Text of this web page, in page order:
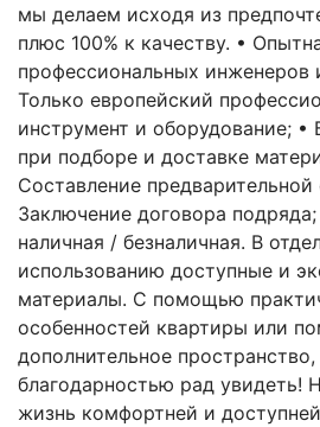
мы делаем исходя из
плюс 100% к качеству. •
профессиональных инженеров
Только европейский
инструмент и оборудование; •
при подборе и доставке
Составление
Заключение договора
наличная / безналичная. В
использованию доступные и
материалы. С помощью
особенностей квартиры или
дополнительное
благодарностью рад увидеть!
жизнь комфортней и